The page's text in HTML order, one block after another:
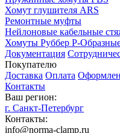
Хомут глушителя ARS
Ремонтные муфты
Нейлоновые кабельные
Хомуты Руббер Р-
Документация
Покупателю
Доставка Оплата
Контакты
Ваш регион:
г. Санкт-Петербург
Контакты:
info@norma-clamp.ru